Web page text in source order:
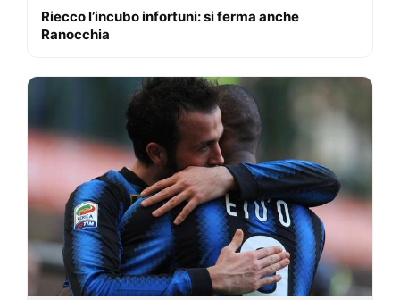
Riecco l’incubo infortuni: si ferma anche
Ranocchia